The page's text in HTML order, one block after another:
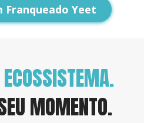
Franqueado Yeet
MOMENTO.